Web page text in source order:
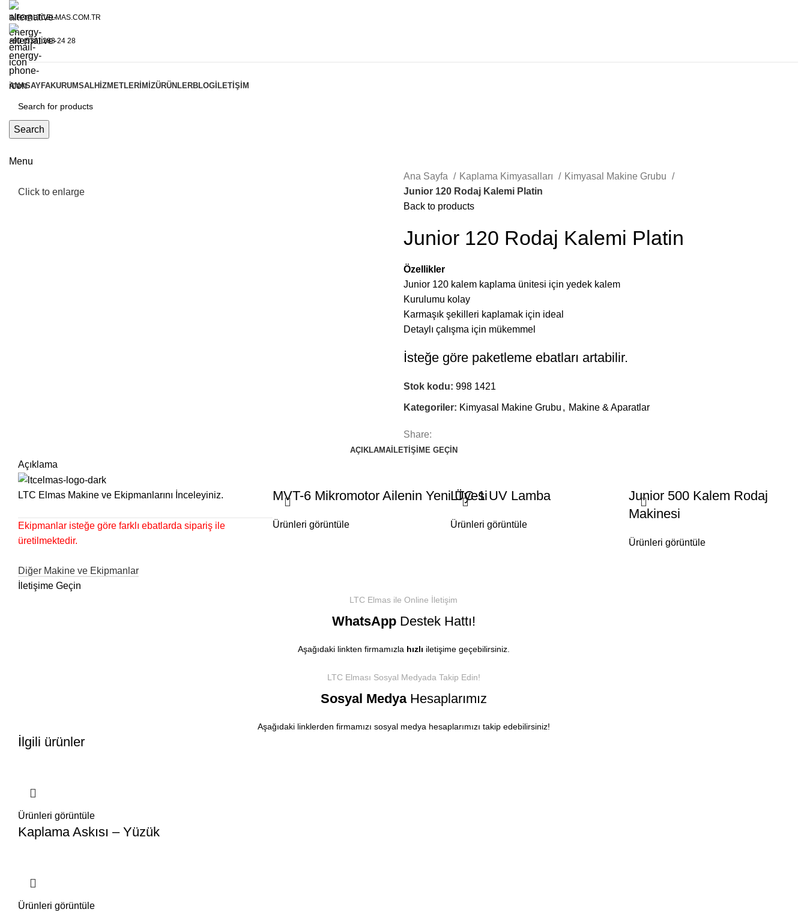
INFO@LTCELMAS.COM.TR
+90 (536) 283 24 28
ANASAYFAKURUMSALHIZMETLERIMIZÜRÜNLERBLOG İLETIŞIM
Search
Menu
Click to enlarge
Ana Sayfa Kaplama Kimyasalları
Kimyasal Makine Grubu
Junior 120 Rodaj Kalemi Platin
Back to products
Junior 120 Rodaj Kalemi Platin
Özellikler
Junior 120 kalem kaplama ünitesi için yedek kalem
Kurulumu kolay
Karmaşık şekilleri kaplamak için ideal
Detaylı çalışma için mükemmel
İsteğe göre paketleme ebatları artabilir.
Stok kodu: 998 1421
Kategoriler: Kimyasal Makine Grubu , Makine & Aparatlar
Share:
AÇIKLAMAİLETIŞIME GEÇIN
Açıklama
LTC Elmas Makine ve Ekipmanlarını İnceleyiniz.
Ekipmanlar isteğe göre farklı ebatlarda sipariş ile
üretilmektedir.
Diğer Makine ve Ekipmanlar
MVT-6 Mikromotor Ailenin Yeni Üyesi
Ürünleri görüntüle
LTC-1 UV Lamba
Ürünleri görüntüle
Junior 500 Kalem Rodaj
Makinesi
Ürünleri görüntüle
İletişime Geçin
LTC Elmas ile Online İletişim
WhatsAppDestek Hattı!
Aşağıdaki linkten firmamızla hızlı iletişime geçebilirsiniz.
LTC Elması Sosyal Medyada Takip Edin!
Sosyal MedyaHesaplarımız
Aşağıdaki linklerden firmamızı sosyal medya hesaplarımızı takip edebilirsiniz!
İlgili ürünler
Ürünleri görüntüle
Kaplama Askısı – Yüzük
Ürünleri görüntüle